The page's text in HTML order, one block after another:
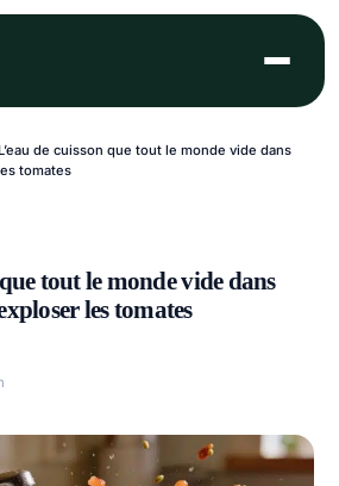
L’eau de cuisson que tout le monde vide dans
tomates
tout le monde vide dans
les tomates